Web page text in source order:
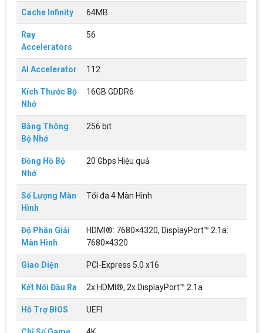
Cache Infinity 64MB
Ray
Accelerators
56
AI Accelerator 112
Kích Thước Bộ
Nhớ
16GB GDDR6
Băng Thông
Bộ Nhớ
256 bit
Đồng Hồ Bộ
Nhớ
20 Gbps Hiệu quả
Số Lượng Màn
Hình
Tối đa 4 Màn Hình
Độ Phân Giải
Màn Hình
HDMI®: 7680×4320, DisplayPort™ 2.1a:
7680×4320
Giao Diện PCI-Express 5.0 x16
Kết Nối Đầu Ra 2x HDMI®, 2x DisplayPort™ 2.1a
Hỗ Trợ BIOS UEFI
Top 18 tựa game PC huyền thoại gắn liền
năm 2000
Top 18 tựa game PC huyền thoại gắn liền với tuổi
thơ của game thủ Việt vào những năm 2000
Hãng ASRock Công Bố 2 dòng Card Đồ
Họa AMD Radeon™ RX 6600 XT
Radeon™ RX 6600 XT Cung Cấp Hiệu Suất Chơi
Game 1080p Tối Ưu
Nên Hay Không Dùng Tivi Thay Cho Màn
Hình Máy Tính?
Nhiều người dùng băn khoăn trong việc có nên sử